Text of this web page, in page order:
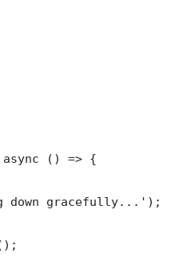
async () => {
down gracefully...');